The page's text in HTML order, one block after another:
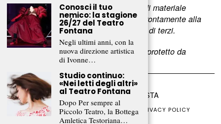
Per segnalare eventuali errori nell’uso di materiale
riservato,scriveteci e provvederemo prontamente alla
rimozione del materiale lesivo dei diritti di terzi.
L’intero contenuto di questo sito web è protetto da
© 2026FRAMMENTI RIVISTA
CHI SIAMO FR CLUB COLLABORA
PRIVACY POLICY
COOKIE POLICY
Conosci il tuo
nemico: la stagione
26/27 del Teatro
Fontana
Negli ultimi anni, con la
nuova direzione artistica
di Ivonne…
Studio continuo:
«Nei letti degli altri»
al Teatro Fontana
Dopo Per sempre al
Piccolo Teatro, la Bottega
Amletica Testoriana…